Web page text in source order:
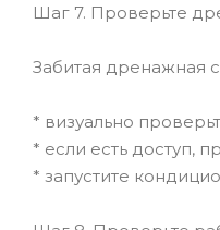
Шаг 7. Проверьте
Забитая дренажная
* визуально
* если есть доступ,
* запустите